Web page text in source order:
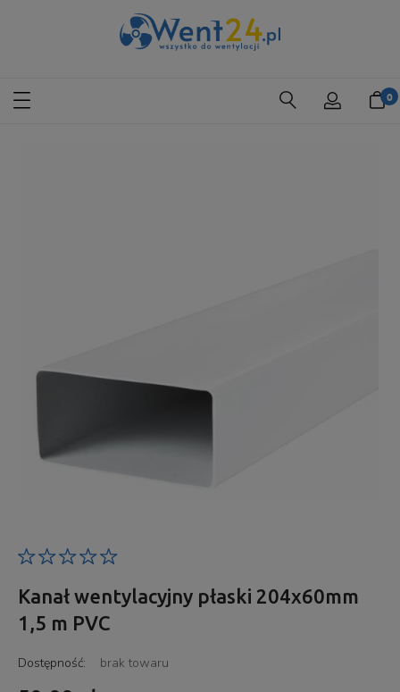
Kanał wentylacyjny płaski 204x60mm
1,5 m PVC
Dostępność: brak towaru